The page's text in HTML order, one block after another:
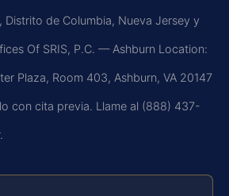
Distrito de Columbia, Nueva Jersey y
Of SRIS, P.C. — Ashburn Location:
Plaza, Room 403, Ashburn, VA 20147
con cita previa. Llame al (888) 437-